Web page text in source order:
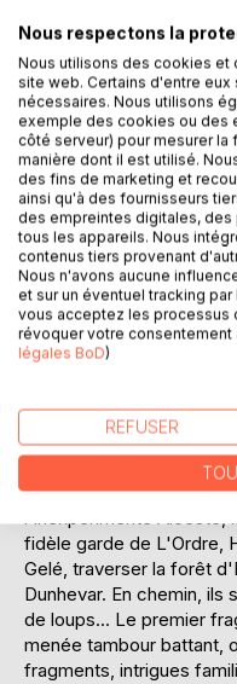
Ajouter à ma liste d'envies
Laisser un avis
DESCRIPTION
d'Eschizath au coeur de
entre les mains de trois
à une telle mission. Oui,
Morgaste est-elle sa
l'inexpérimenté Alceste,
fidèle garde de L'Ordre,
Gelé, traverser la forêt
Dunhevar. En chemin,
de loups... Le premier
menée tambour battant,
fragments, intrigues
Nous respectons la
Nous utilisons des cookies et
site web. Certains d'entre
nécessaires. Nous utilisons
exemple des cookies ou des
côté serveur) pour mesurer
manière dont il est utilisé.
des fins de marketing et
ainsi qu'à des fournisseurs
des empreintes digitales,
tous les appareils. Nous
contenus tiers provenant
Nous n'avons aucune
et sur un éventuel tracking
vous acceptez les processus
révoquer votre consentement
légales BoD)
REFUSER